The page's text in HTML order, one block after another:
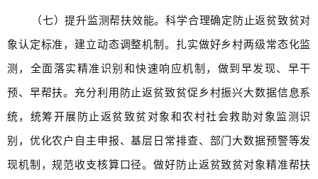
（七）提升监测帮扶效能。科学合理确定防止返贫致贫对
象认定标准，建立动态调整机制。扎实做好乡村两级常态化监
测，全面落实精准识别和快速响应机制，做到早发现、早干
预、早帮扶。充分利用防止返贫致贫促乡村振兴大数据信息系
统，统筹开展防止返贫致贫对象和农村社会救助对象监测识
别，优化农户自主申报、基层日常排查、部门大数据预警等发
现机制，规范收支核算口径。做好防止返贫致贫对象精准帮扶